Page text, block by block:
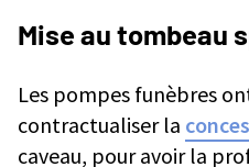
Mise au tombeau
Les pompes funèbres
contractualiser la
caveau, pour avoir la